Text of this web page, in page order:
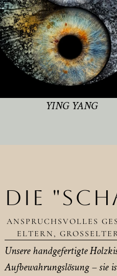
YING YANG
DIE
ANSPRUCHSVOLLES
ELTERN,
Unsere handgefertigte
Aufbewahrungslösung – sie